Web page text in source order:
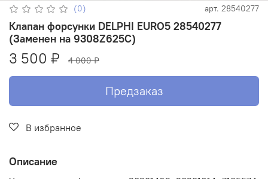
(0) арт. 28540277
Клапан форсунки DELPHI EURO5 28540277
(Заменен на 9308Z625C)
3 500 ₽ 4 000 ₽
Предзаказ
В избранное
Описание